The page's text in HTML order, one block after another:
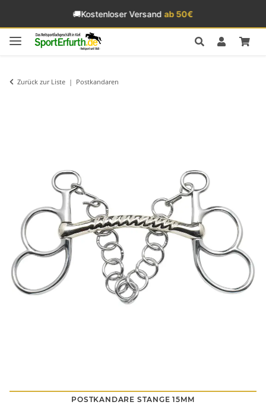
🚚Kostenloser Versandab 50€
Zurück zur Liste Postkandaren
POSTKANDARE STANGE 15MM